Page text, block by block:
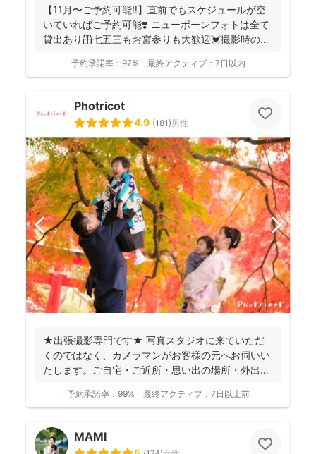
【11月〜ご予約可能‼︎】直前でもスケジュールが空
いていればご予約可能❣️ ニューボーンフォトは全て
貸出あり🎁七五三もお宮参りも大歓迎💓撮影時のみ
予約承諾率： 97% 最終アクティブ： 7日以内
Photricot
4.9 (181)男性
★出張撮影専門です★ 写真スタジオに来ていただ
くのではなく、カメラマンがお客様の元へお伺いい
たします。ご自宅・ご近所・思い出の場所・外出が
予約承諾率： 99% 最終アクティブ： 7日以上前
MAMI